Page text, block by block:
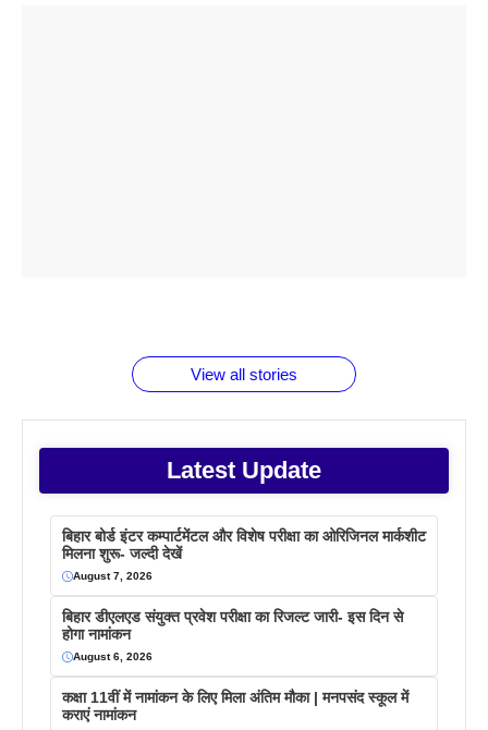
View all stories
Latest Update
बिहार बोर्ड इंटर कम्पार्टमेंटल और विशेष परीक्षा का ओरिजिनल मार्कशीट
मिलना शुरू- जल्दी देखें
August 7, 2026
बिहार डीएलएड संयुक्त प्रवेश परीक्षा का रिजल्ट जारी- इस दिन से
होगा नामांकन
August 6, 2026
कक्षा 11वीं में नामांकन के लिए मिला अंतिम मौका | मनपसंद स्कूल में
कराएं नामांकन